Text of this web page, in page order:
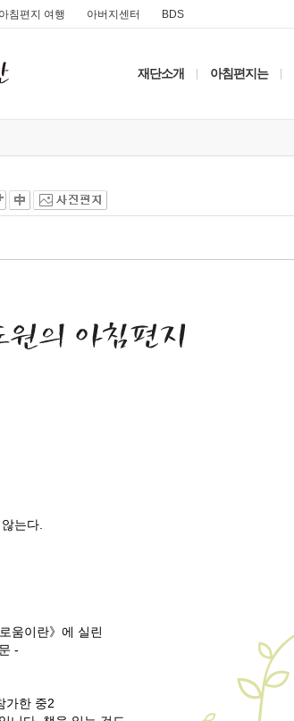
아침편지 여행 아버지센터 BDS
재단소개 아침편지는
는다.
움이란》에 실린
-
가한 중2